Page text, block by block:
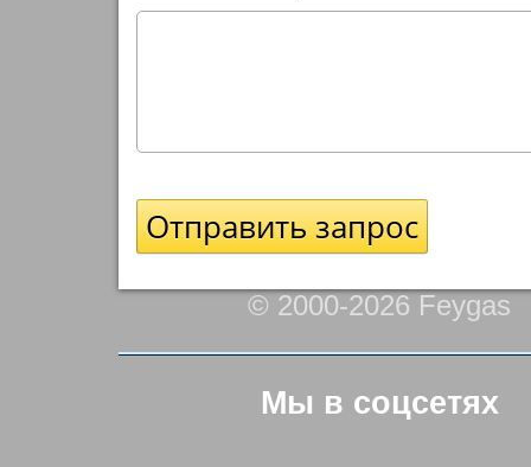
© 2000-2026 Feygas
Мы в соцсетях